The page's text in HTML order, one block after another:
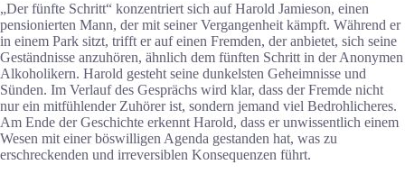
„Der fünfte Schritt“ konzentriert sich auf Harold Jamieson, einen
pensionierten Mann, der mit seiner Vergangenheit kämpft. Während er
in einem Park sitzt, trifft er auf einen Fremden, der anbietet, sich seine
Geständnisse anzuhören, ähnlich dem fünften Schritt in der Anonymen
Alkoholikern. Harold gesteht seine dunkelsten Geheimnisse und
Sünden. Im Verlauf des Gesprächs wird klar, dass der Fremde nicht
nur ein mitfühlender Zuhörer ist, sondern jemand viel Bedrohlicheres.
Am Ende der Geschichte erkennt Harold, dass er unwissentlich einem
Wesen mit einer böswilligen Agenda gestanden hat, was zu
erschreckenden und irreversiblen Konsequenzen führt.